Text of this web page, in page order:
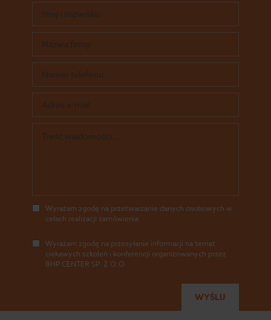
Wyrażam zgodę na przetwarzanie danych osobowych w
celach realizacji zamówienia
Wyrażam zgodę na przesyłanie informacji na temat
ciekawych szkoleń i konferencji organizowanych przez
BHP CENTER SP. Z O.O.